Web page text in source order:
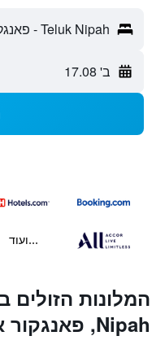
Teluk Nipah - פאנגקור איילנד, מלזיה
ב' 17.08
...ועוד
Nipah, פאנגקור איילנד